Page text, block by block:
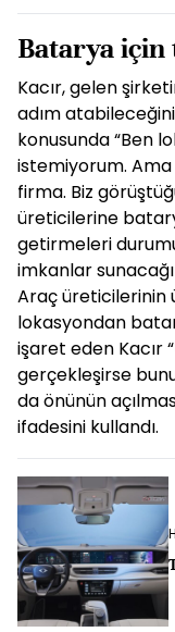
Batarya için
Kacır, gelen
adım
konusunda “Ben
istemiyorum. Ama
firma. Biz
üreticilerine
getirmeleri
imkanlar
Araç üreticilerinin
lokasyondan
işaret eden Kacır
gerçekleşirse
da önünün
ifadesini kullandı.